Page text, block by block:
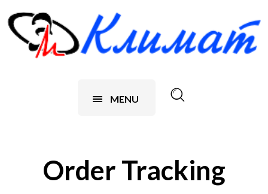
MENU
Order Tracking